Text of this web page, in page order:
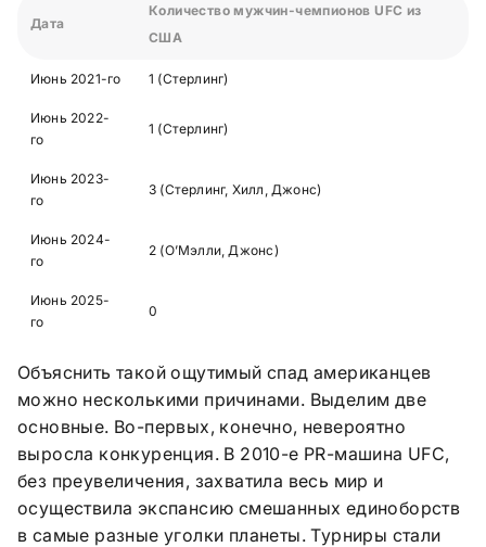
Дата
Количество мужчин-чемпионов UFC из
США
Июнь 2021-го 1 (Стерлинг)
Июнь 2022-
го
1 (Стерлинг)
Июнь 2023-
го
3 (Стерлинг, Хилл, Джонс)
Июнь 2024-
го
2 (О’Мэлли, Джонс)
Июнь 2025-
го
0
Объяснить такой ощутимый спад американцев
можно несколькими причинами. Выделим две
основные. Во-первых, конечно, невероятно
выросла конкуренция. В 2010-е PR-машина UFC,
без преувеличения, захватила весь мир и
осуществила экспансию смешанных единоборств
в самые разные уголки планеты. Турниры стали